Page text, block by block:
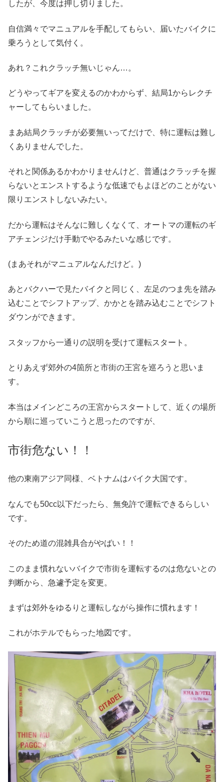
したが、今度は押し切りました。
自信満々でマニュアルを手配してもらい、届いたバイクに
乗ろうとして気付く。
あれ？これクラッチ無いじゃん…。
どうやってギアを変えるのかわからず、結局1からレクチ
ャーしてもらいました。
まあ結局クラッチが必要無いってだけで、特に運転は難し
くありませんでした。
それと関係あるかわかりませんけど、普通はクラッチを握
らないとエンストするような低速でもよほどのことがない
限りエンストしないみたい。
だから運転はそんなに難しくなくて、オートマの運転のギ
アチェンジだけ手動でやるみたいな感じです。
(まあそれがマニュアルなんだけど。)
あとバクハーで見たバイクと同じく、左足のつま先を踏み
込むことでシフトアップ、かかとを踏み込むことでシフト
ダウンができます。
スタッフから一通りの説明を受けて運転スタート。
とりあえず郊外の4箇所と市街の王宮を巡ろうと思いま
す。
本当はメインどころの王宮からスタートして、近くの場所
から順に巡っていこうと思ったのですが、
市街危ない！！
他の東南アジア同様、ベトナムはバイク大国です。
なんでも50cc以下だったら、無免許で運転できるらしい
です。
そのため道の混雑具合がやばい！！
このまま慣れないバイクで市街を運転するのは危ないとの
判断から、急遽予定を変更。
まずは郊外をゆるりと運転しながら操作に慣れます！
これがホテルでもらった地図です。